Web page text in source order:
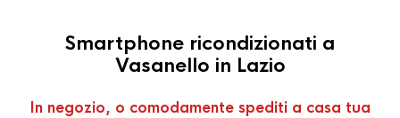
Smartphone ricondizionati a
Vasanello in Lazio
In negozio, o comodamente spediti a casa tua